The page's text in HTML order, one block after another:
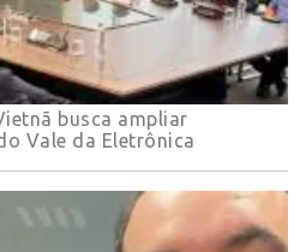
busca ampliar
Vale da Eletrônica